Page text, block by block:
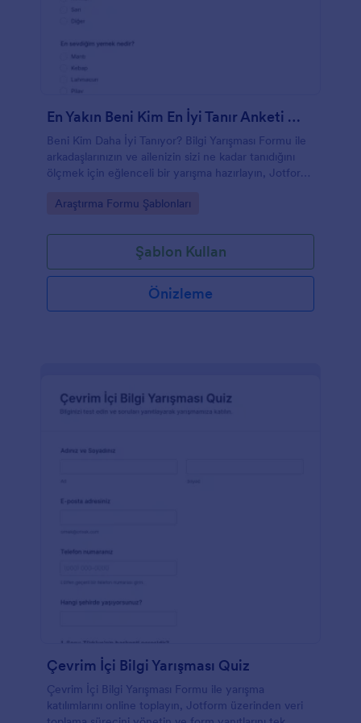
En Yakın Beni Kim En İyi Tanır Anketi 🎉🎈
Beni Kim Daha İyi Tanıyor? Bilgi Yarışması Formu ile
arkadaşlarınızın ve ailenizin sizi ne kadar tanıdığını
ölçmek için eğlenceli bir yarışma hazırlayın, Jotform
Go to Category:
Araştırma Formu Şablonları
Şablon Kullan
Önizleme
Çevrim İçi Bilgi Yarışması Quiz
Çevrim İçi Bilgi Yarışması Formu ile yarışma
katılımlarını online toplayın, Jotform üzerinden veri